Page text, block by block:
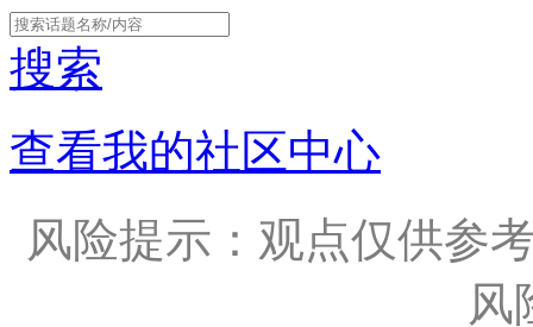
搜索
查看我的社区中心
风险提示：观点仅供参
风